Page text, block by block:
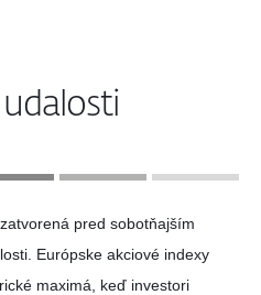
pred sobotňajším
Európske akciové indexy
maximá, keď investori